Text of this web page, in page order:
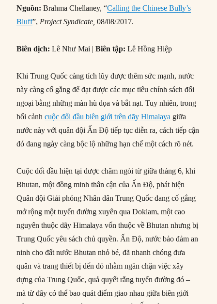
Nguồn:Brahma Chellaney, “Calling the Chinese Bully’s
Bluff”, Project Syndicate,08/08/2017.
Biên dịch:Lê Như Mai |Biên tập:Lê Hồng Hiệp
Khi Trung Quốc càng tích lũy được thêm sức mạnh, nước
này càng cố gắng để đạt được các mục tiêu chính sách đối
ngoại bằng những màn hù dọa và bắt nạt. Tuy nhiên, trong
bối cảnhcuộc đối đầu biên giới trên dãy Himalaya giữa
nước này với quân đội Ấn Độ tiếp tục diễn ra, cách tiếp cận
đó đang ngày càng bộc lộ những hạn chế một cách rõ nét.
Cuộc đối đầu hiện tại được châm ngòi từ giữa tháng 6, khi
Bhutan, một đồng minh thân cận của Ấn Độ, phát hiện
Quân đội Giải phóng Nhân dân Trung Quốc đang cố gắng
mở rộng một tuyến đường xuyên qua Doklam, một cao
nguyên thuộc dãy Himalaya vốn thuộc về Bhutan nhưng bị
Trung Quốc yêu sách chủ quyền. Ấn Độ, nước bảo đảm an
ninh cho đất nước Bhutan nhỏ bé, đã nhanh chóng đưa
quân và trang thiết bị đến đó nhằm ngăn chặn việc xây
dựng của Trung Quốc, quả quyết rằng tuyến đường đó –
mà từ đây có thể bao quát điểm giao nhau giữa biên giới